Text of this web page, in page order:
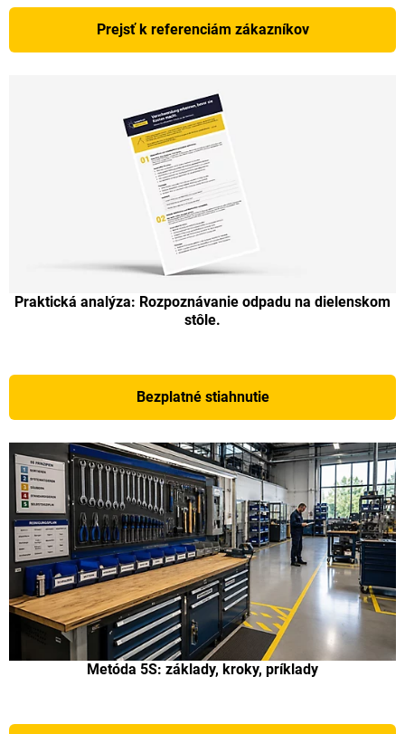
Prejsť k referenciám zákazníkov
Praktická analýza: Rozpoznávanie odpadu na dielenskom
stôle.
Bezplatné stiahnutie
Metóda 5S: základy, kroky, príklady